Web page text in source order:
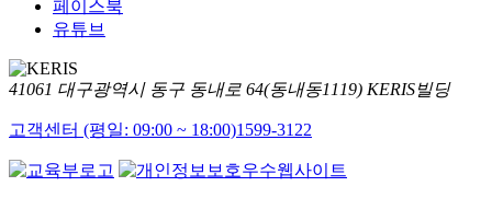
페이스북
유튜브
41061 대구광역시 동구 동내로 64(동내동1119) KERIS빌딩
고객센터 (평일: 09:00 ~ 18:00)1599-3122